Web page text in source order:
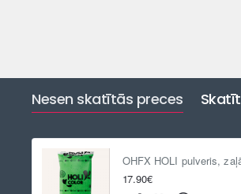
Nesen skatītās preces
17.90€